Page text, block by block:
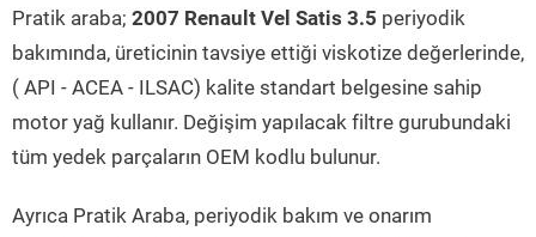
Pratik araba; 2007 Renault Vel Satis 3.5 periyodik
bakımında, üreticinin tavsiye ettiği viskotize değerlerinde,
( API - ACEA - ILSAC) kalite standart belgesine sahip
motor yağ kullanır. Değişim yapılacak filtre gurubundaki
tüm yedek parçaların OEM kodlu bulunur.
Ayrıca Pratik Araba, periyodik bakım ve onarım